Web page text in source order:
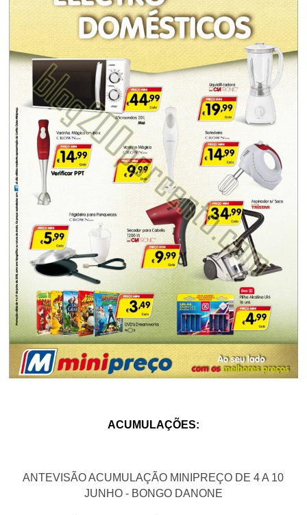
ACUMULAÇÕES:
ANTEVISÃO ACUMULAÇÃO MINIPREÇO DE 4 A 10
JUNHO - BONGO DANONE